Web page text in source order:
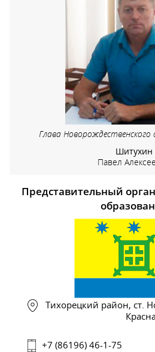
Глава Новорождественского
Шитухин
Павел
Представительный
Тихорецкий район, ст.
+7 (86196) 46-1-75